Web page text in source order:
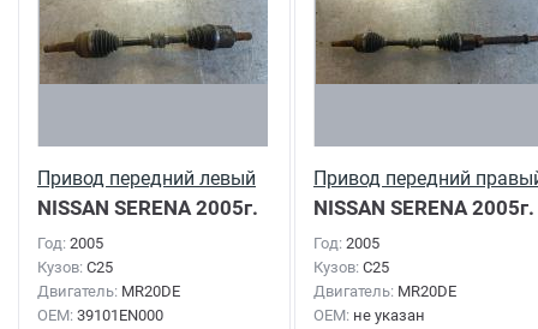
Привод передний левый
NISSAN SERENA2005г.
Год: 2005
Кузов: C25
Двигатель: MR20DE
OEM: 39101EN000
Привод передний
NISSAN SERENA2005г.
Год: 2005
Кузов: C25
Двигатель: MR20DE
OEM: не указан